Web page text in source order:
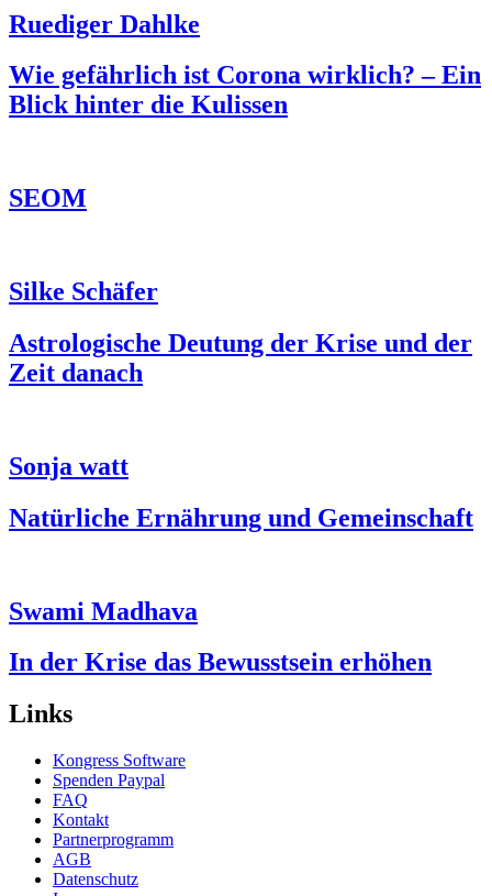
Ruediger Dahlke
Wie gefährlich ist Corona wirklich? – Ein
Blick hinter die Kulissen
SEOM
Silke Schäfer
Astrologische Deutung der Krise und der
Zeit danach
Sonja watt
Natürliche Ernährung und Gemeinschaft
Swami Madhava
In der Krise das Bewusstsein erhöhen
Links
Kongress Software
Spenden Paypal
FAQ
Kontakt
Partnerprogramm
AGB
Datenschutz